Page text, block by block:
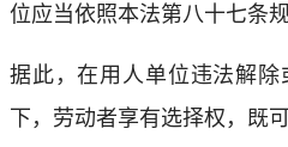
位应当依照本法第八十七条
据此，在用人单位违法解
下，劳动者享有选择权，既